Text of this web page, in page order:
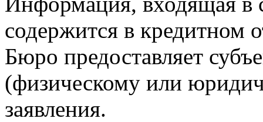
содержится в кредитном
Бюро предоставляет
(физическому или
заявления.